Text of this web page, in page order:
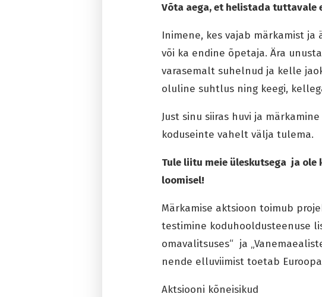
Võta aega, et helistada tuttavale
Inimene, kes vajab märkamist
või ka endine õpetaja. Ära
varasemalt suhelnud ja kelle
oluline suhtlus ning keegi,
Just sinu siiras huvi ja
koduseinte vahelt välja tulema.
Tule liitu meie üleskutsega ja ole
loomisel!
Märkamise aktsioon toimub
testimine koduhooldusteenuse
omavalitsuses“ ja
nende elluviimist toetab
Aktsiooni kõneisikud